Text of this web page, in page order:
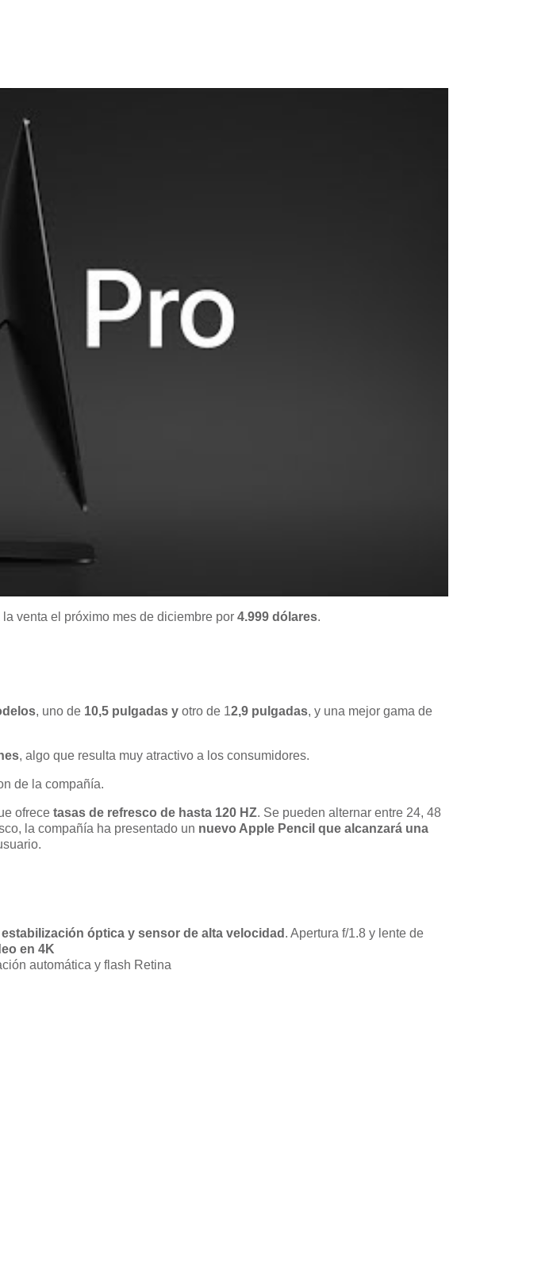
venta el próximo mes de diciembre por 4.999 dólares.
, uno de 10,5 pulgadas y otro de 12,9 pulgadas, y una mejor gama de
, algo que resulta muy atractivo a los consumidores.
de la compañía.
ofrece tasas de refresco de hasta 120 HZ. Se pueden alternar entre 24, 48
la compañía ha presentado un nuevo Apple Pencil que alcanzará una
óptica y sensor de alta velocidad . Apertura f/1.8 y lente de
en 4K
automática y flash Retina